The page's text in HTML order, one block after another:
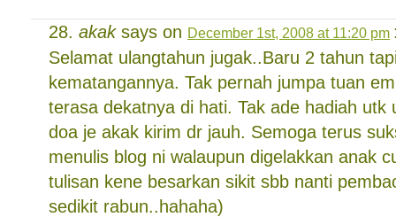
akaksays on December 1st, 2008 at 11:20 pm
Selamat ulangtahun jugak..Baru 2 tahun
kematangannya. Tak pernah jumpa tuan
terasa dekatnya di hati. Tak ade hadiah utk
doa je akak kirim dr jauh. Semoga terus
menulis blog ni walaupun digelakkan anak
tulisan kene besarkan sikit sbb nanti
sedikit rabun..hahaha)